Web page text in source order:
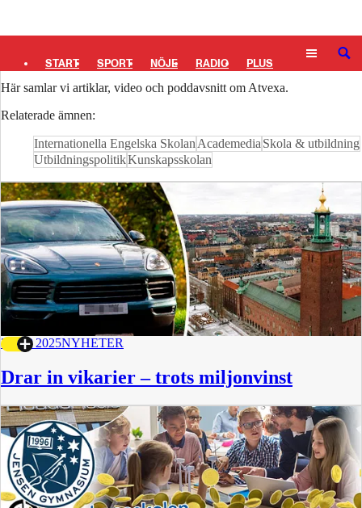
START SPORT NÖJE RADIO PLUS SÖK
Atvexa
Här samlar vi artiklar, video och poddavsnitt om Atvexa.
Relaterade ämnen:
Internationella Engelska Skolan Academedia Skola & utbildning
UtbildningspolitikKunskapsskolan
3 SEP 2025NYHETER
Drar in vikarier – trots miljonvinst